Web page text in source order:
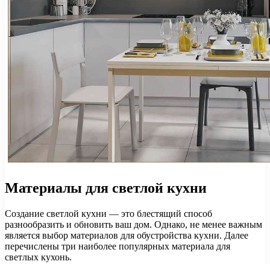
Материалы для светлой кухни
Создание светлой кухни — это блестящий способ
разнообразить и обновить ваш дом. Однако, не менее важным
является выбор материалов для обустройства кухни. Далее
перечислены три наиболее популярных материала для
светлых кухонь.